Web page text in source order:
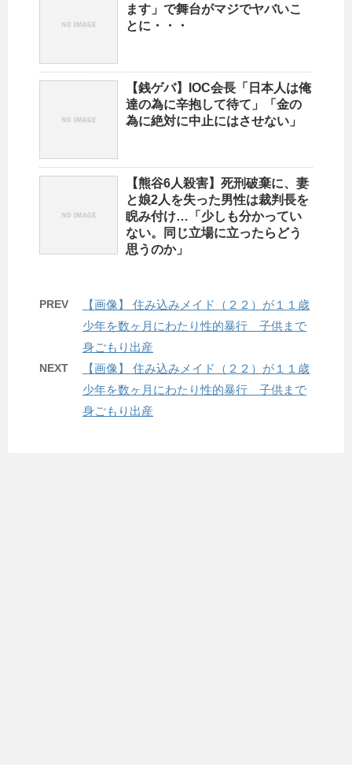
ます」で舞台がマジでヤバいこ
とに・・・
【銭ゲバ】IOC会長「日本人は俺
達の為に辛抱して待て」「金の
為に絶対に中止にはさせない」
【熊谷6人殺害】死刑破棄に、妻
と娘2人を失った男性は裁判長を
睨み付け…「少しも分かってい
ない。同じ立場に立ったらどう
思うのか」
PREV
【画像】 住み込みメイド（２２）が１１歳
少年を数ヶ月にわたり性的暴行 子供まで
身ごもり出産
NEXT
【画像】 住み込みメイド（２２）が１１歳
少年を数ヶ月にわたり性的暴行 子供まで
身ごもり出産